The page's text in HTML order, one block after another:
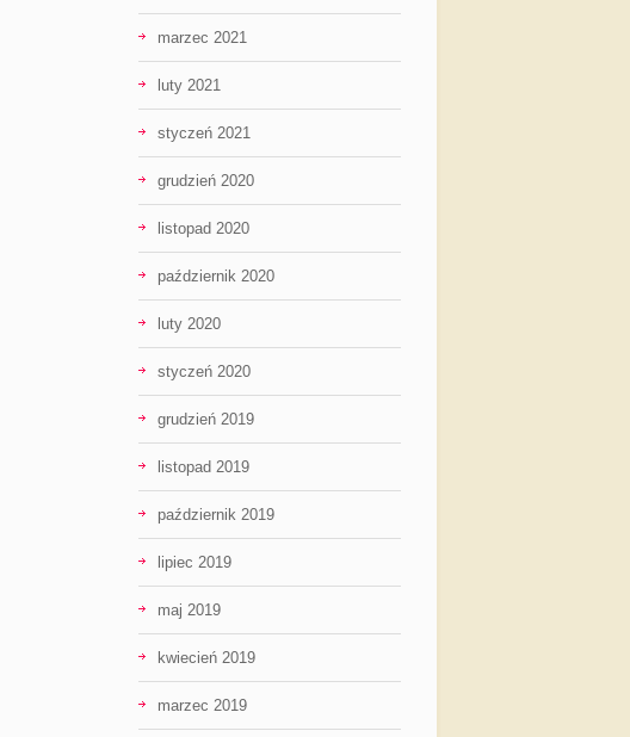
marzec 2021
luty 2021
styczeń 2021
grudzień 2020
listopad 2020
październik 2020
luty 2020
styczeń 2020
grudzień 2019
listopad 2019
październik 2019
lipiec 2019
maj 2019
kwiecień 2019
marzec 2019